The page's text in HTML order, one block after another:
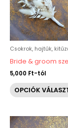
Csokrok, hajtűk,
Bride & groom
5,000 Ft-tól
OPCIÓK